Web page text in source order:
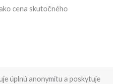
cena skutočného
úplnú anonymitu a poskytuje